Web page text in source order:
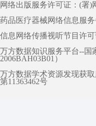
网络出版服务许可证：(署)
药品医疗器械网络信息服
信息网络传播视听节目许
万方数据知识服务平台--国
2006BAH03B01）
万方数据学术资源发现获
第11363462号